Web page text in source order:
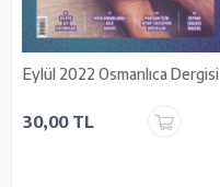
Eylül 2022 Osmanlıca Dergisi
30,00 TL